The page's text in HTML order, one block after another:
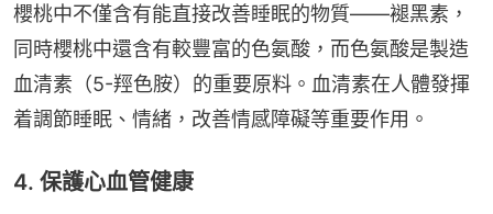
櫻桃中不僅含有能直接改善睡眠的物質——褪黑素，
同時櫻桃中還含有較豐富的色氨酸，而色氨酸是製造
血清素（5-羥色胺）的重要原料。血清素在人體發揮
着調節睡眠、情緒，改善情感障礙等重要作用。
4. 保護心血管健康